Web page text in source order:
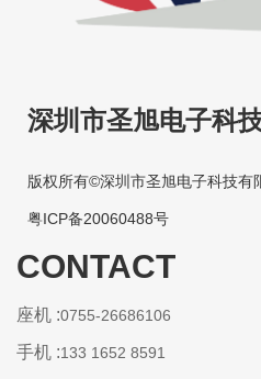
深圳市圣旭电子科
版权所有©深圳市圣旭电子科技有
粤ICP备20060488号
CONTACT
座机 :0755-26686106
手机 :133 1652 8591